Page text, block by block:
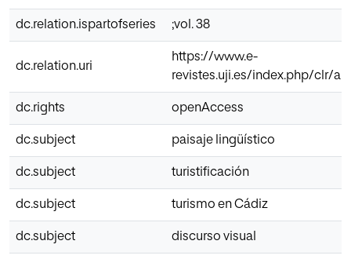
dc.relation.ispartofseries ;vol. 38
dc.relation.uri
https://www.e-
revistes.uji.es/index.php/clr/
dc.rights openAccess
dc.subject paisaje lingüístico
dc.subject turistificación
dc.subject turismo en Cádiz
dc.subject discurso visual